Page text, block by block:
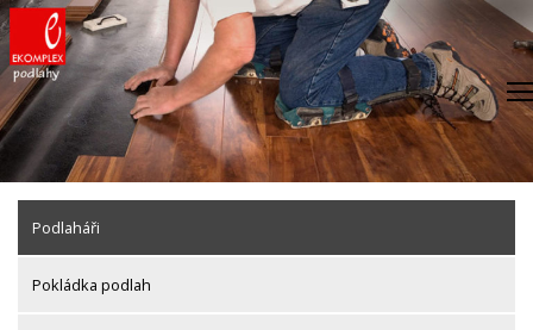
Skip
to
content
Podlaháři
Pokládka podlah